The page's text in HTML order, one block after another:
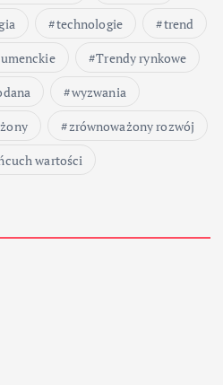
e
w
p
s
technologie
trend
Trendy rynkowe
wyzwania
zrównoważony rozwój
wartości